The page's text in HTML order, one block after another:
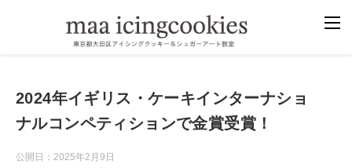
2024年イギリス・ケーキインターナショ
ナルコンペティションで金賞受賞！
公開日： 2025年2月9日